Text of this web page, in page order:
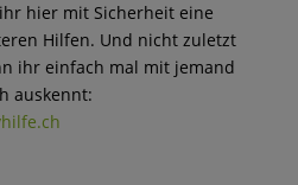
hier mit Sicherheit eine
Hilfen. Und nicht zuletzt
ihr einfach mal mit jemand
auskennt: